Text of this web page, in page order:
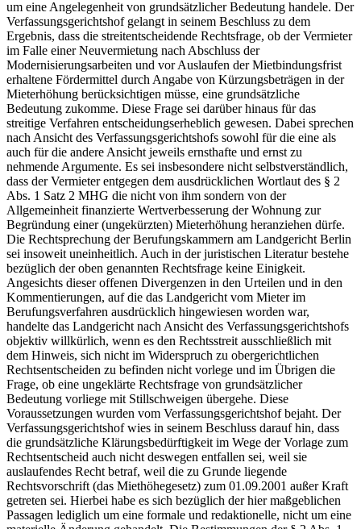
um eine Angelegenheit von grundsätzlicher Bedeutung handele. Der
Verfassungsgerichtshof gelangt in seinem Beschluss zu dem
Ergebnis, dass die streitentscheidende Rechtsfrage, ob der Vermieter
im Falle einer Neuvermietung nach Abschluss der
Modernisierungsarbeiten und vor Auslaufen der Mietbindungsfrist
erhaltene Fördermittel durch Angabe von Kürzungsbeträgen in der
Mieterhöhung berücksichtigen müsse, eine grundsätzliche
Bedeutung zukomme. Diese Frage sei darüber hinaus für das
streitige Verfahren entscheidungserheblich gewesen. Dabei sprechen
nach Ansicht des Verfassungsgerichtshofs sowohl für die eine als
auch für die andere Ansicht jeweils ernsthafte und ernst zu
nehmende Argumente. Es sei insbesondere nicht selbstverständlich,
dass der Vermieter entgegen dem ausdrücklichen Wortlaut des § 2
Abs. 1 Satz 2 MHG die nicht von ihm sondern von der
Allgemeinheit finanzierte Wertverbesserung der Wohnung zur
Begründung einer (ungekürzten) Mieterhöhung heranziehen dürfe.
Die Rechtsprechung der Berufungskammern am Landgericht Berlin
sei insoweit uneinheitlich. Auch in der juristischen Literatur bestehe
bezüglich der oben genannten Rechtsfrage keine Einigkeit.
Angesichts dieser offenen Divergenzen in den Urteilen und in den
Kommentierungen, auf die das Landgericht vom Mieter im
Berufungsverfahren ausdrücklich hingewiesen worden war,
handelte das Landgericht nach Ansicht des Verfassungsgerichtshofs
objektiv willkürlich, wenn es den Rechtsstreit ausschließlich mit
dem Hinweis, sich nicht im Widerspruch zu obergerichtlichen
Rechtsentscheiden zu befinden nicht vorlege und im Übrigen die
Frage, ob eine ungeklärte Rechtsfrage von grundsätzlicher
Bedeutung vorliege mit Stillschweigen übergehe. Diese
Voraussetzungen wurden vom Verfassungsgerichtshof bejaht. Der
Verfassungsgerichtshof wies in seinem Beschluss darauf hin, dass
die grundsätzliche Klärungsbedürftigkeit im Wege der Vorlage zum
Rechtsentscheid auch nicht deswegen entfallen sei, weil sie
auslaufendes Recht betraf, weil die zu Grunde liegende
Rechtsvorschrift (das Miethöhegesetz) zum 01.09.2001 außer Kraft
getreten sei. Hierbei habe es sich bezüglich der hier maßgeblichen
Passagen lediglich um eine formale und redaktionelle, nicht um eine